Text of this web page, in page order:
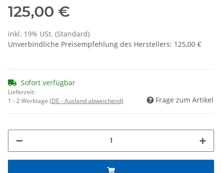
125,00 €
inkl. 19% USt. (Standard)
Unverbindliche Preisempfehlung des Herstellers: 125,00 €
Sofort verfügbar
Lieferzeit:
1 - 2 Werktage (DE - Ausland abweichend) Frage zum Artikel